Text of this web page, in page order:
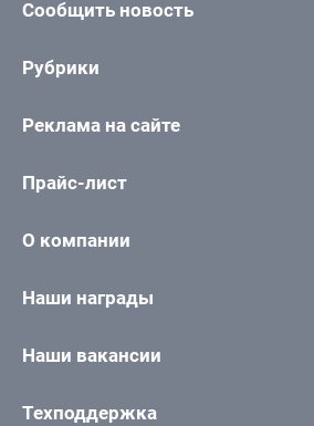
Сообщить новость
Рубрики
Реклама на сайте
Прайс-лист
О компании
Наши награды
Наши вакансии
Техподдержка